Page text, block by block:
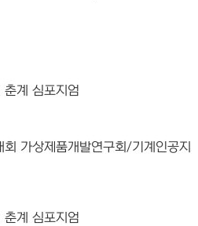
계 심포지엄
가상제품개발연구회/기계인공지
계 심포지엄